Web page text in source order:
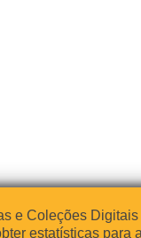
e Coleções
estatísticas para